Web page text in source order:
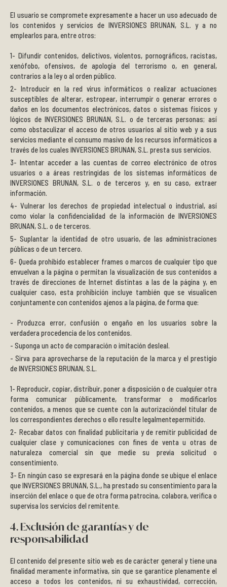
El usuario se compromete expresamente a hacer un uso adecuado de
los contenidos y servicios de INVERSIONES BRUNAN, S.L. y a no
emplearlos para, entre otros:
Difundir contenidos, delictivos, violentos, pornográficos, racistas,
xenófobo, ofensivos, de apología del terrorismo o, en general,
contrarios a la ley o al orden público.
Introducir en la red virus informáticos o realizar actuaciones
susceptibles de alterar, estropear, interrumpir o generar errores o
daños en los documentos electrónicos, datos o sistemas físicos y
lógicos de INVERSIONES BRUNAN, S.L. o de terceras personas; así
como obstaculizar el acceso de otros usuarios al sitio web y a sus
servicios mediante el consumo masivo de los recursos informáticos a
través de los cuales INVERSIONES BRUNAN, S.L. presta sus servicios.
Intentar acceder a las cuentas de correo electrónico de otros
usuarios o a áreas restringidas de los sistemas informáticos de
INVERSIONES BRUNAN, S.L. o de terceros y, en su caso, extraer
información.
Vulnerar los derechos de propiedad intelectual o industrial, así
como violar la confidencialidad de la información de INVERSIONES
BRUNAN, S.L. o de terceros.
Suplantar la identidad de otro usuario, de las administraciones
públicas o de un tercero.
Queda prohibido establecer frames o marcos de cualquier tipo que
envuelvan a la página o permitan la visualización de sus contenidos a
través de direcciones de Internet distintas a las de la página y, en
cualquier caso, esta prohibición incluye también que se visualicen
conjuntamente con contenidos ajenos a la página, de forma que:
Produzca error, confusión o engaño en los usuarios sobre la
verdadera procedencia de los contenidos.
Suponga un acto de comparación o imitación desleal.
Sirva para aprovecharse de la reputación de la marca y el prestigio
de INVERSIONES BRUNAN, S.L.
Reproducir, copiar, distribuir, poner a disposición o de cualquier otra
forma comunicar públicamente, transformar o modificarlos
contenidos, a menos que se cuente con la autorizacióndel titular de
los correspondientes derechos o ello resulte legalmentepermitido.
Recabar datos con finalidad publicitaria y de remitir publicidad de
cualquier clase y comunicaciones con fines de venta u otras de
naturaleza comercial sin que medie su previa solicitud o
consentimiento.
En ningún caso se expresará en la página donde se ubique el enlace
que INVERSIONES BRUNAN, S.L.,ha prestado su consentimiento para la
inserción del enlace o que de otra forma patrocina, colabora, verifica o
supervisa los servicios del remitente.
4. Exclusión de garantías y de
responsabilidad
El contenido del presente sitio web es de carácter general y tiene una
finalidad meramente informativa, sin que se garantice plenamente el
acceso a todos los contenidos, ni su exhaustividad, corrección,